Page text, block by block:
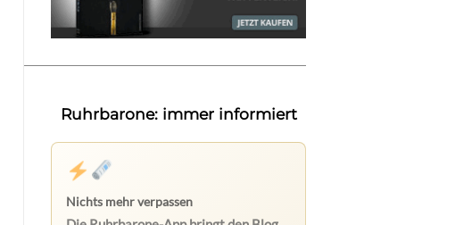
Ruhrbarone: immer informiert